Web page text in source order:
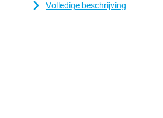
balans. Dankzij het brede
Volledige beschrijving